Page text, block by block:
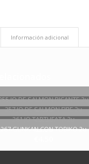
Información adicional
DE SALMON PICANTE 2u
€3.90
257.JO DE SALMON FIRE 2u
€3.90
261.JO TARTUFATA 2u
€3.90
267.GUNKAN CON TOBIKO 2u